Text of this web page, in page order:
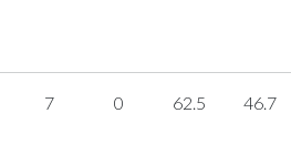
7 0 62.5 46.7